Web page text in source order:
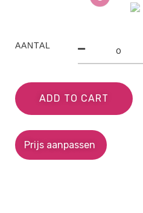
AANTAL
ADD TO CART
Prijs aanpassen